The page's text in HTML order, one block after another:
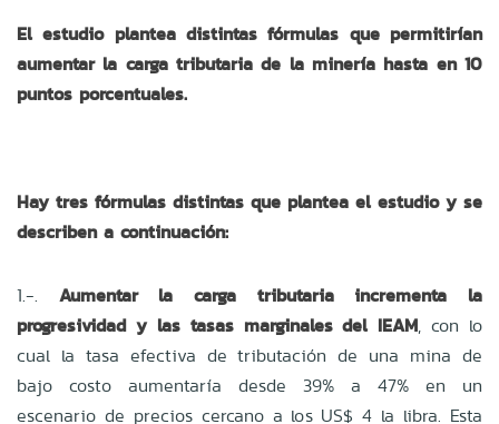
El estudio plantea distintas fórmulas que permitirían
aumentar la carga tributaria de la minería hasta en 10
puntos porcentuales.
Hay tres fórmulas distintas que plantea el estudio y se
describen a continuación:
1.-. Aumentar la carga tributaria incrementa la
progresividad y las tasas marginales del IEAM, con lo
cual la tasa efectiva de tributación de una mina de
bajo costo aumentaría desde 39% a 47% en un
escenario de precios cercano a los US$ 4 la libra. Esta